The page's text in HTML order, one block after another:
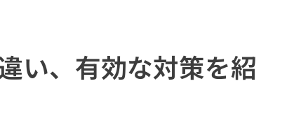
い、有効な対策を紹